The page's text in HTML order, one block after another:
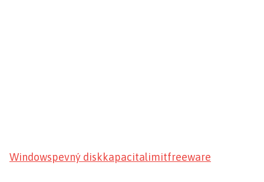
Windowspevný diskkapacitalimitfreeware